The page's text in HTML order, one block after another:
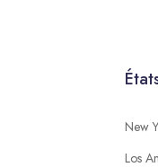
New
Los